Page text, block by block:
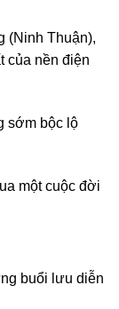
(Ninh Thuận),
của nền điện
sớm bộc lộ
một cuộc đời
buổi lưu diễn